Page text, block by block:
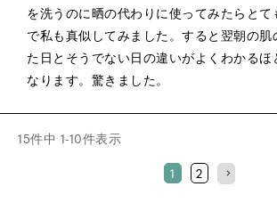
を洗うのに晒の代わりに使ってみたらとて
で私も真似してみました。すると翌朝の肌
た日とそうでない日の違いがよくわかるほ
なります。驚きました。
15件中 1-10件表示
1
2